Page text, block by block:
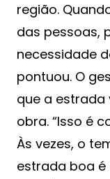
região.
das pessoas,
necessidade
pontuou. O
que a estrada
obra. “Isso é
Às vezes, o
estrada boa